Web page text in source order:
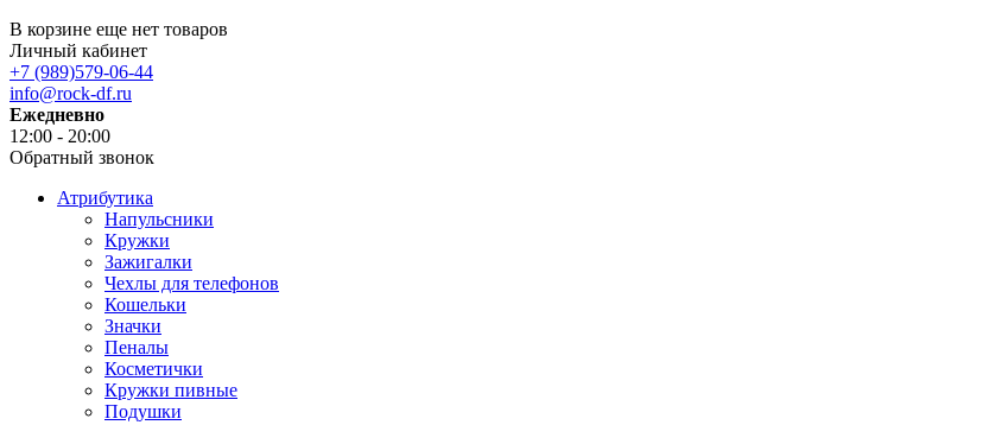
В корзине еще нет товаров
Личный кабинет
+7 (989)579-06-44
info@rock-df.ru
Ежедневно
12:00 - 20:00
Обратный звонок
Атрибутика
Напульсники
Кружки
Зажигалки
Чехлы для телефонов
Кошельки
Значки
Пеналы
Косметички
Кружки пивные
Подушки